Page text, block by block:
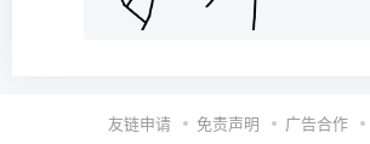
友链申请 免责声明 广告合作